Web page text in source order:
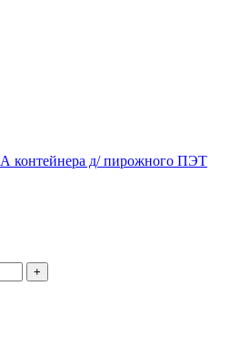
д/ пирожного ПЭТ
+